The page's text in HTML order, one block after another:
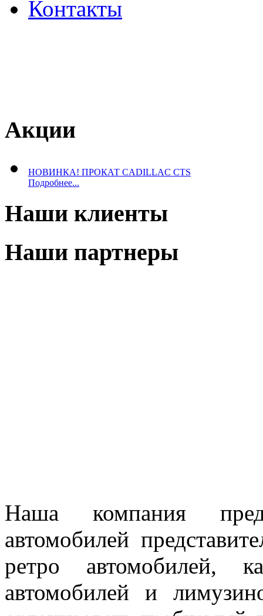
­Контакты
Акции
НОВИНКА! ПРОКАТ CADILLAC CTS
Подробнее...
Наши клиенты
Наши партнеры
Наша компания
автомобилей
ретро автомобилей,
автомобилей и